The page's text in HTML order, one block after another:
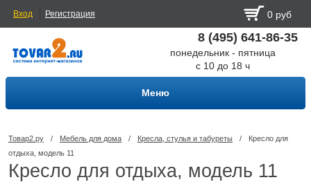
Вход Регистрация 0 руб
8 (495) 641-86-35
понедельник - пятница
с 10 до 18 ч
Меню
Товар2.ру / Мебель для дома / Кресла, стулья и табуреты /
Кресло для
отдыха, модель 11
Кресло для отдыха, модель 11